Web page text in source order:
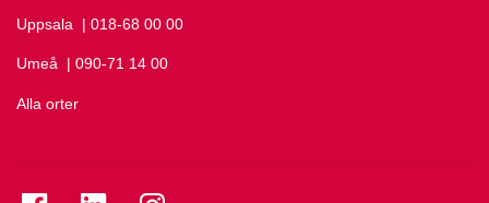
Uppsala Ring Uppsala på
| 018-68 00 00
Umeå Ring Umeå på
| 090-71 14 00
Alla orter
Se folkuniversitetet på Facebook
Se folkuniversitetet på LinkedIn